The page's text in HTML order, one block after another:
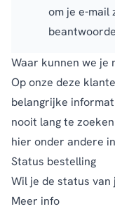
om je e-mail
Waar kunnen we je
Op onze deze
belangrijke
nooit lang te
hier onder andere
Status bestelling
Wil je de status van
Meer info